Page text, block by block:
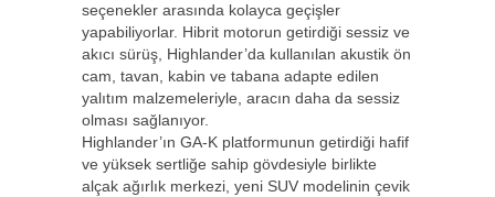
seçenekler arasında kolayca geçişler
yapabiliyorlar. Hibrit motorun getirdiği sessiz ve
akıcı sürüş, Highlander’da kullanılan akustik ön
cam, tavan, kabin ve tabana adapte edilen
yalıtım malzemeleriyle, aracın daha da sessiz
olması sağlanıyor.
Highlander’ın GA-K platformunun getirdiği hafif
ve yüksek sertliğe sahip gövdesiyle birlikte
alçak ağırlık merkezi, yeni SUV modelinin çevik